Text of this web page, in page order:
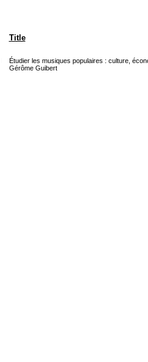
Title
Étudier les musiques populaires : culture,
Gérôme Guibert